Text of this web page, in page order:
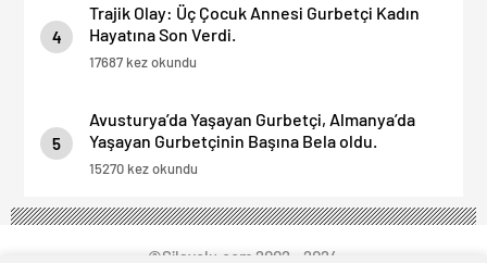
4
Trajik Olay: Üç Çocuk Annesi Gurbetçi Kadın
Hayatına Son Verdi.
17687 kez okundu
5
Avusturya’da Yaşayan Gurbetçi, Almanya’da
Yaşayan Gurbetçinin Başına Bela oldu.
15270 kez okundu
©Silayolu.com 2002 - 2024